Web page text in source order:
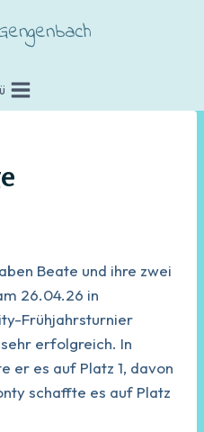
Beate und ihre zwei
26.04.26 in
Frühjahrsturnier
erfolgreich. In
er es auf Platz 1, davon
schaffte es auf Platz